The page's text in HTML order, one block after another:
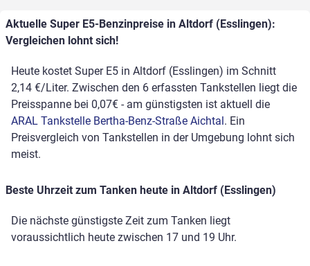
Aktuelle Super E5-Benzinpreise in Altdorf (Esslingen):
Vergleichen lohnt sich!
Heute kostet Super E5 in Altdorf (Esslingen) im Schnitt
2,14 €/Liter. Zwischen den 6 erfassten Tankstellen liegt die
Preisspanne bei 0,07€ - am günstigsten ist aktuell die
ARAL Tankstelle Bertha-Benz-Straße Aichtal . Ein
Preisvergleich von Tankstellen in der Umgebung lohnt sich
meist.
Beste Uhrzeit zum Tanken heute in Altdorf (Esslingen)
Die nächste günstigste Zeit zum Tanken liegt
voraussichtlich heute zwischen 17 und 19 Uhr.